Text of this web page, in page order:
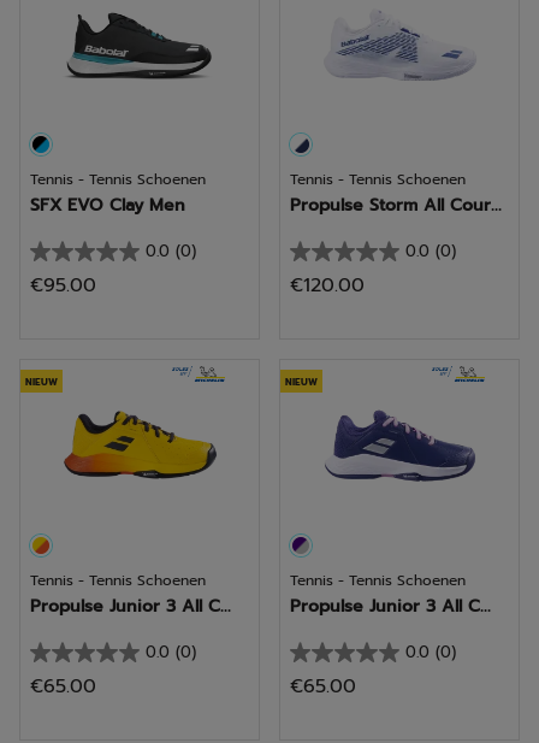
Tennis - Tennis Schoenen
SFX EVO Clay Men
0.0 (0)
0.0
van
sterren.
€95.00
Tennis - Tennis Schoenen
Propulse Storm All Cour...
0.0 (0)
0.0
van
sterren.
€120.00
NIEUW
Tennis - Tennis Schoenen
Propulse Junior 3 All C...
0.0 (0)
0.0
van
€65.00
NIEUW
Tennis - Tennis Schoenen
Propulse Junior 3 All C...
0.0 (0)
0.0
van
€65.00